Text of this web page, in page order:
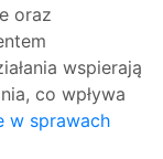
oraz
wspierają
co wpływa
w sprawach